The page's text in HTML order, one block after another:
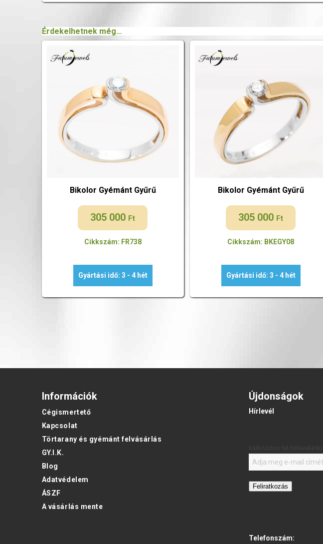
Érdekelhetnek még…
Bikolor Gyémánt Gyűrű
305 000 Ft
Cikkszám: FR738
Gyártási idő: 3 - 4 hét
Bikolor Gyémánt Gyűrű
305 000 Ft
Cikkszám: BKEGY08
Gyártási idő: 3 - 4 hét
Információk
Cégismertető
Kapcsolat
Törtarany és gyémánt felvásárlás
GY.I.K.
Blog
Adatvédelem
ÁSZF
A vásárlás mente
Újdonságok
Hírlevél
Feliratkozás
Telefonszám: